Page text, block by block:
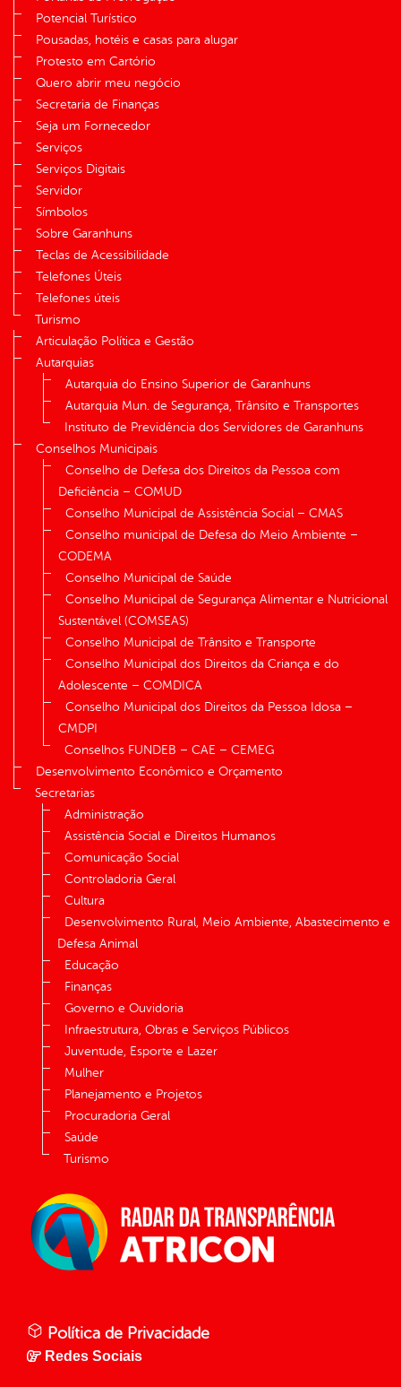
Potencial Turístico
Pousadas, hotéis e casas para alugar
Protesto em Cartório
Quero abrir meu negócio
Secretaria de Finanças
Seja um Fornecedor
Serviços
Serviços Digitais
Servidor
Símbolos
Sobre Garanhuns
Teclas de Acessibilidade
Telefones Úteis
Telefones úteis
Turismo
Articulação Política e Gestão
Autarquias
Autarquia do Ensino Superior de Garanhuns
Autarquia Mun. de Segurança, Trânsito e Transportes
Instituto de Previdência dos Servidores de Garanhuns
Conselhos Municipais
Conselho de Defesa dos Direitos da Pessoa com
Deficiência – COMUD
Conselho Municipal de Assistência Social – CMAS
Conselho municipal de Defesa do Meio Ambiente –
CODEMA
Conselho Municipal de Saúde
Conselho Municipal de Segurança Alimentar e Nutricional
Sustentável (COMSEAS)
Conselho Municipal de Trânsito e Transporte
Conselho Municipal dos Direitos da Criança e do
Adolescente – COMDICA
Conselho Municipal dos Direitos da Pessoa Idosa –
CMDPI
Conselhos FUNDEB – CAE – CEMEG
Desenvolvimento Econômico e Orçamento
Secretarias
Administração
Assistência Social e Direitos Humanos
Comunicação Social
Controladoria Geral
Cultura
Desenvolvimento Rural, Meio Ambiente, Abastecimento e
Defesa Animal
Educação
Finanças
Governo e Ouvidoria
Infraestrutura, Obras e Serviços Públicos
Juventude, Esporte e Lazer
Mulher
Planejamento e Projetos
Procuradoria Geral
Saúde
Turismo
Política de Privacidade
Redes Sociais